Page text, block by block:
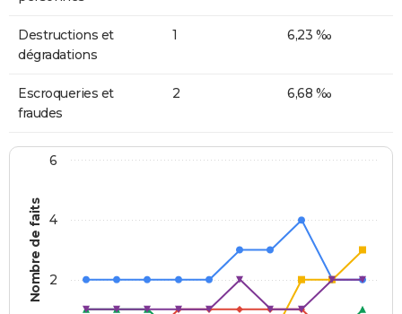
Destructions et
dégradations
1 6,23 ‰
Escroqueries et
fraudes
2 6,68 ‰
Nombre de faits 2
4
6